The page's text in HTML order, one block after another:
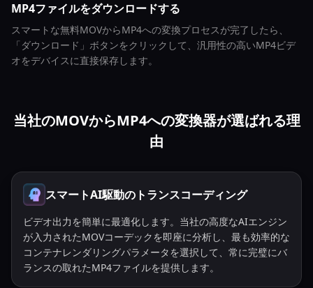
MP4ファイルをダウンロードする
スマートな無料MOVからMP4への変換プロセスが完了したら、
「ダウンロード」ボタンをクリックして、汎用性の高いMP4ビデ
オをデバイスに直接保存します。
当社のMOVからMP4への変換器が選ばれる理
由
スマートAI駆動のトランスコーディング
ビデオ出力を簡単に最適化します。当社の高度なAIエンジン
が入力されたMOVコーデックを即座に分析し、最も効率的な
コンテナレンダリングパラメータを選択して、常に完璧にバ
ランスの取れたMP4ファイルを提供します。